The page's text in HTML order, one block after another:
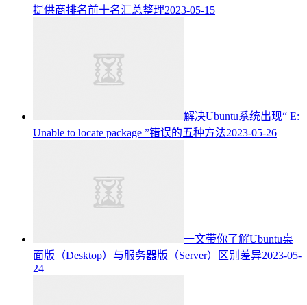
提供商排名前十名汇总整理2023-05-15
解决Ubuntu系统出现“ E:
Unable to locate package ”错误的五种方法2023-05-26
一文带你了解Ubuntu桌
面版（Desktop）与服务器版（Server）区别差异2023-05-
24